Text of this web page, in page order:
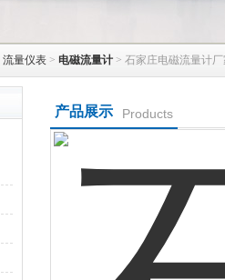
流量仪表 > 电磁流量计 > 石家庄电磁流量计
产品展示 Products